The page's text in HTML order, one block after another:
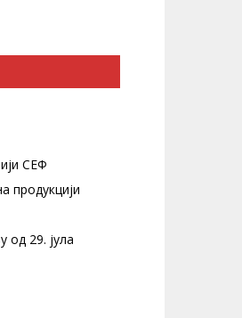
СЕФ
продукцији
29. јула